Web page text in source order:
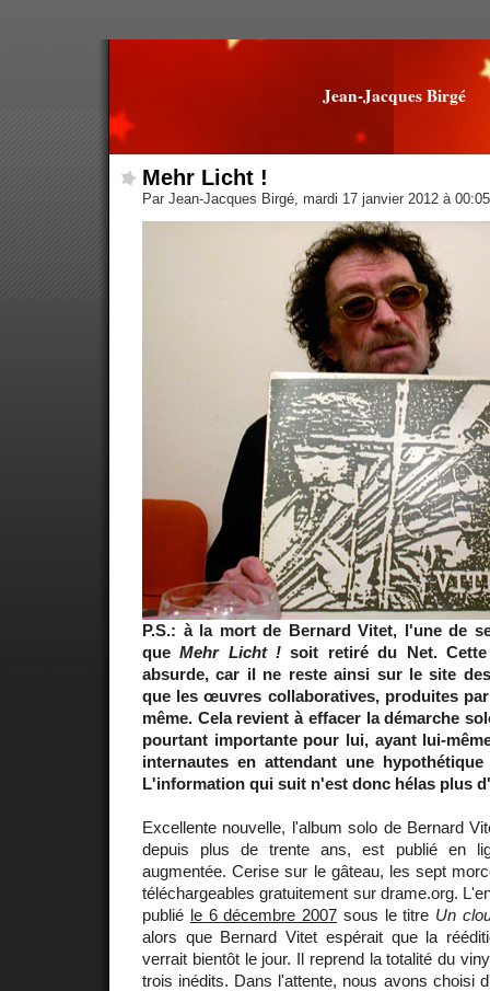
Jean-Jacques Birgé
Mehr Licht !
Par Jean-Jacques Birgé, mardi 17 janvier 2012 à
P.S.: à la mort de Bernard Vitet, l'une de
queMehr Licht ! soit retiré du Net.
absurde, car il ne reste ainsi sur le site
que les œuvres collaboratives, produites
même. Cela revient à effacer la démarche
pourtant importante pour lui, ayant lui-
internautes en attendant une
L'information qui suit n'est donc hélas plus
Excellente nouvelle, l'album solo de Bernard
depuis plus de trente ans, est publié en
augmentée. Cerise sur le gâteau, les sept
téléchargeables gratuitement sur drame.org.
publié le 6 décembre 2007 sous le titre Un
alors que Bernard Vitet espérait que la
verrait bientôt le jour. Il reprend la totalité du
trois inédits. Dans l'attente, nous avons choisi